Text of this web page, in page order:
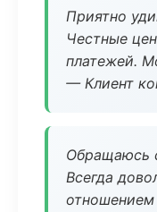
Приятно
Честные
платежей.
— Клиент
Обращаюсь
Всегда
отношением